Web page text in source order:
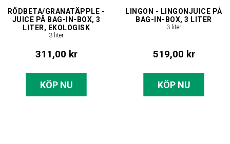
RÖDBETA/GRANATÄPPLE -
JUICE PÅ BAG-IN-BOX, 3
LITER, EKOLOGISK
3 liter
311,00 kr
KÖP NU
LINGON - LINGONJUICE PÅ
BAG-IN-BOX, 3 LITER
3 liter
519,00 kr
KÖP NU